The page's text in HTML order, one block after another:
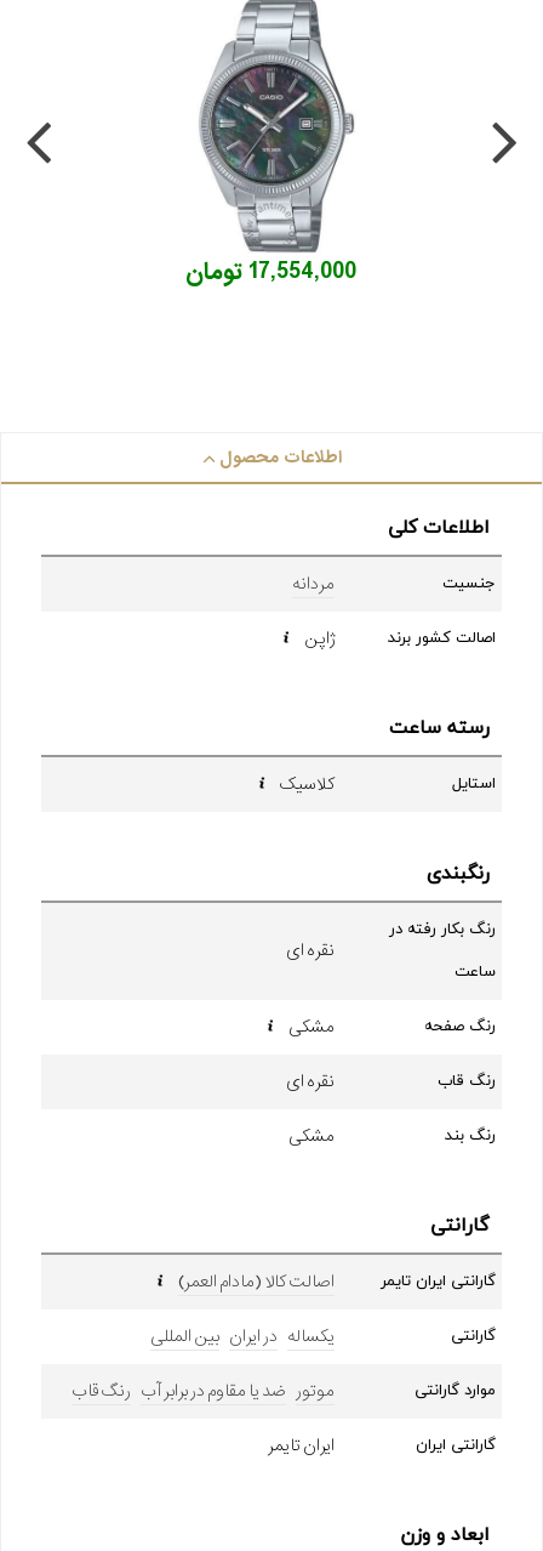
17,554,000 تومان
اطلاعات محصول
اطلاعات کلی
جنسیت مردانه
اصالت کشور برند ژاپن
رسته ساعت
استایل کلاسیک
رنگبندی
رنگ بکار رفته در
ساعت
نقره ای
رنگ صفحه مشکی
رنگ قاب نقره ای
رنگ بند مشکی
گارانتی
گارانتی ایران تایمر اصالت کالا (مادام العمر)
گارانتی یکساله در ایران بین المللی
موارد گارانتی موتور ضد یا مقاوم در برابر آب رنگ قاب
گارانتی ایران ایران تایمر
ابعاد و وزن